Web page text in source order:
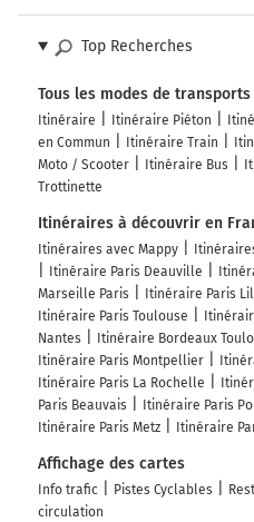
Top Recherches
Tous les modes de transports
Itinéraire Itinéraire Piéton
en Commun
Itinéraire Train
Moto / Scooter
Itinéraire Bus
Trottinette
Itinéraires à découvrir en
Itinéraires avec Mappy
Itinéraire Paris Deauville
Marseille Paris
Itinéraire Paris
Itinéraire Paris Toulouse
Nantes
Itinéraire Bordeaux
Itinéraire Paris Montpellier
Itinéraire Paris La Rochelle
Paris Beauvais
Itinéraire Paris
Itinéraire Paris Metz
Itinéraire
Affichage des cartes
Info trafic Pistes Cyclables
circulation